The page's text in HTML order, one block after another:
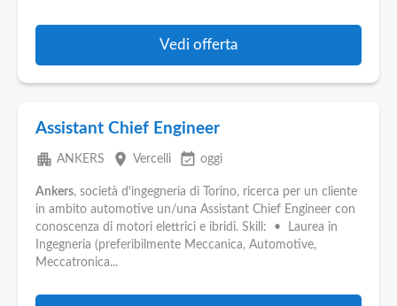
Vedi offerta
Assistant Chief Engineer
apartment ANKERS place Vercelli event_available oggi
Ankers, società d'ingegneria di Torino, ricerca per un cliente
in ambito automotive un/una Assistant Chief Engineer con
conoscenza di motori elettrici e ibridi. Skill: • Laurea in
Ingegneria (preferibilmente Meccanica, Automotive,
Meccatronica...